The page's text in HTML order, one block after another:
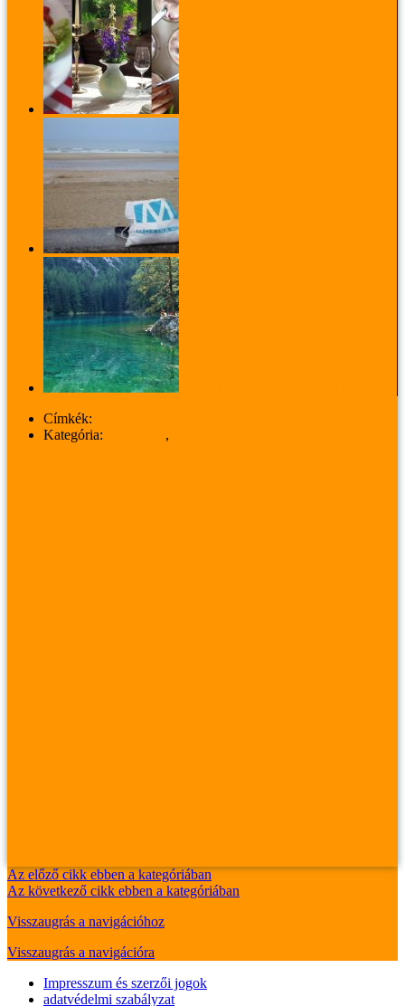
Címkék:
Kategória:
,
Az előző cikk ebben a kategóriában
Az következő cikk ebben a kategóriában
Visszaugrás a navigációhoz
Visszaugrás a navigációra
Impresszum és szerzői jogok
adatvédelmi szabályzat